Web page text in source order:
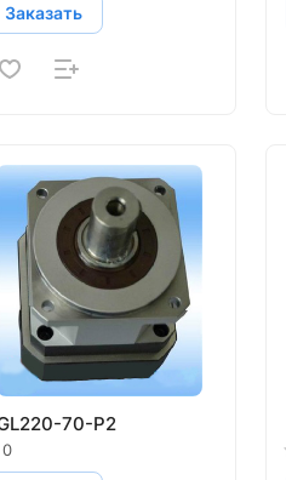
Заказать
70-P2
0